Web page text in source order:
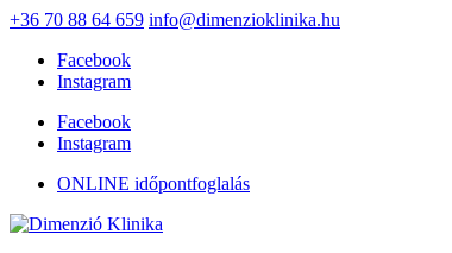
+36 70 88 64 659 info@dimenzioklinika.hu
Facebook
Instagram
Facebook
Instagram
ONLINE időpontfoglalás